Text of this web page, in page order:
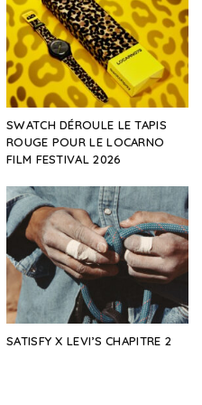
SWATCH DÉROULE LE TAPIS
ROUGE POUR LE LOCARNO
FILM FESTIVAL 2026
SATISFY X LEVI’S CHAPITRE 2